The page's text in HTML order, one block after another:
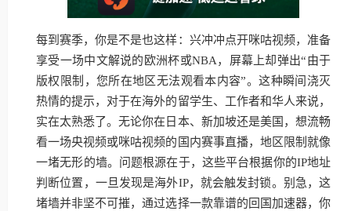
每到赛季，你是不是也这样：兴冲冲点开咪咕视频，准备
享受一场中文解说的欧洲杯或NBA，屏幕上却弹出“由于
版权限制，您所在地区无法观看本内容”。这种瞬间浇灭
热情的提示，对于在海外的留学生、工作者和华人来说，
实在太熟悉了。无论你在日本、新加坡还是美国，想流畅
看一场央视频或咪咕视频的国内赛事直播，地区限制就像
一堵无形的墙。问题根源在于，这些平台根据你的IP地址
判断位置，一旦发现是海外IP，就会触发封锁。别急，这
堵墙并非坚不可摧，通过选择一款靠谱的回国加速器，你